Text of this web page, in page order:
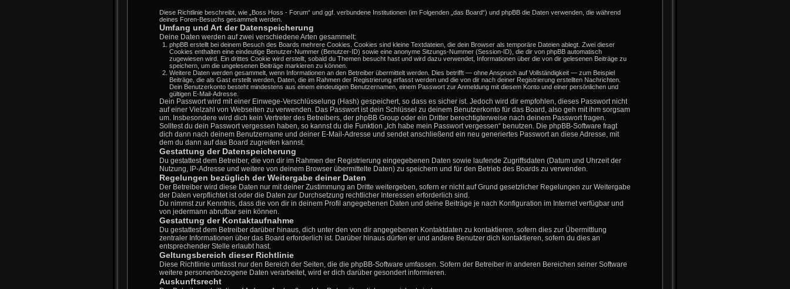
Diese Richtlinie beschreibt, wie „Boss Hoss - Forum“ und ggf. verbundene Institutionen (im Folgenden „das Board“) und phpBB die Daten verwenden, die während
deines Foren-Besuchs gesammelt werden.
Umfang und Art der Datenspeicherung
Deine Daten werden auf zwei verschiedene Arten gesammelt:
phpBB erstellt bei deinem Besuch des Boards mehrere Cookies. Cookies sind kleine Textdateien, die dein Browser als temporäre Dateien ablegt. Zwei dieser
Cookies enthalten eine eindeutige Benutzer-Nummer (Benutzer-ID) sowie eine anonyme Sitzungs-Nummer (Session-ID), die dir von phpBB automatisch
zugewiesen wird. Ein drittes Cookie wird erstellt, sobald du Themen besucht hast und wird dazu verwendet, Informationen über die von dir gelesenen Beiträge zu
speichern, um die ungelesenen Beiträge markieren zu können.
Weitere Daten werden gesammelt, wenn Informationen an den Betreiber übermittelt werden. Dies betrifft — ohne Anspruch auf Vollständigkeit — zum Beispiel
Beiträge, die als Gast erstellt werden, Daten, die im Rahmen der Registrierung erfasst werden und die von dir nach deiner Registrierung erstellten Nachrichten.
Dein Benutzerkonto besteht mindestens aus einem eindeutigen Benutzernamen, einem Passwort zur Anmeldung mit diesem Konto und einer persönlichen und
gültigen E-Mail-Adresse.
Dein Passwort wird mit einer Einwege-Verschlüsselung (Hash) gespeichert, so dass es sicher ist. Jedoch wird dir empfohlen, dieses Passwort nicht
auf einer Vielzahl von Webseiten zu verwenden. Das Passwort ist dein Schlüssel zu deinem Benutzerkonto für das Board, also geh mit ihm sorgsam
um. Insbesondere wird dich kein Vertreter des Betreibers, der phpBB Group oder ein Dritter berechtigterweise nach deinem Passwort fragen.
Solltest du dein Passwort vergessen haben, so kannst du die Funktion „Ich habe mein Passwort vergessen“ benutzen. Die phpBB-Software fragt
dich dann nach deinem Benutzername und deiner E-Mail-Adresse und sendet anschließend ein neu generiertes Passwort an diese Adresse, mit
dem du dann auf das Board zugreifen kannst.
Gestattung der Datenspeicherung
Du gestattest dem Betreiber, die von dir im Rahmen der Registrierung eingegebenen Daten sowie laufende Zugriffsdaten (Datum und Uhrzeit der
Nutzung, IP-Adresse und weitere von deinem Browser übermittelte Daten) zu speichern und für den Betrieb des Boards zu verwenden.
Regelungen bezüglich der Weitergabe deiner Daten
Der Betreiber wird diese Daten nur mit deiner Zustimmung an Dritte weitergeben, sofern er nicht auf Grund gesetzlicher Regelungen zur Weitergabe
der Daten verpflichtet ist oder die Daten zur Durchsetzung rechtlicher Interessen erforderlich sind.
Du nimmst zur Kenntnis, dass die von dir in deinem Profil angegebenen Daten und deine Beiträge je nach Konfiguration im Internet verfügbar und
von jedermann abrufbar sein können.
Gestattung der Kontaktaufnahme
Du gestattest dem Betreiber darüber hinaus, dich unter den von dir angegebenen Kontaktdaten zu kontaktieren, sofern dies zur Übermittlung
zentraler Informationen über das Board erforderlich ist. Darüber hinaus dürfen er und andere Benutzer dich kontaktieren, sofern du dies an
entsprechender Stelle erlaubt hast.
Geltungsbereich dieser Richtlinie
Diese Richtlinie umfasst nur den Bereich der Seiten, die die phpBB-Software umfassen. Sofern der Betreiber in anderen Bereichen seiner Software
weitere personenbezogene Daten verarbeitet, wird er dich darüber gesondert informieren.
Auskunftsrecht